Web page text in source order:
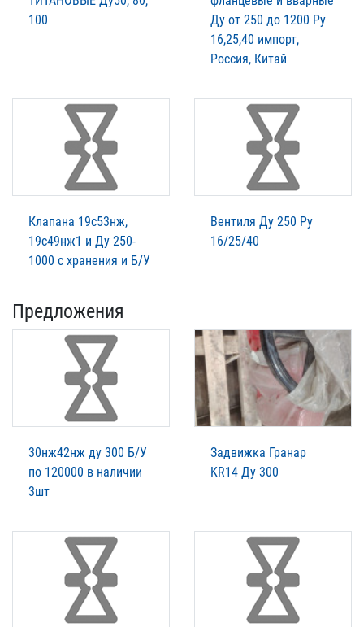
100
Ду от 250 до 1200 Ру
16,25,40 импорт,
Россия, Китай
Клапана 19с53нж,
19с49нж1 и Ду 250-
1000 с хранения и Б/У
Вентиля Ду 250 Ру
16/25/40
Предложения
30нж42нж ду 300 Б/У
по 120000 в наличии
3шт
Задвижка Гранар
KR14 Ду 300